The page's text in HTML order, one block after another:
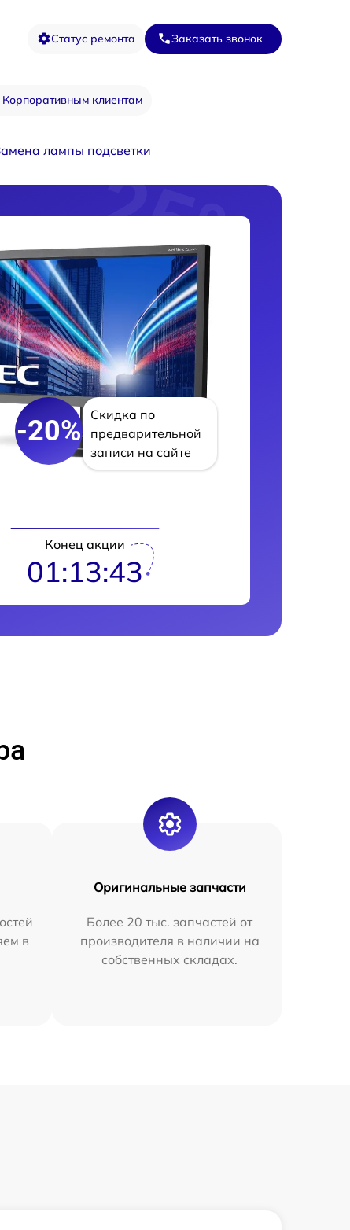
Статус ремонта Заказать звонок
Корпоративным клиентам
лампы подсветки
-20%
Скидка по
предварительной
записи на сайте
Конец акции
01:13:42
в
Оригинальные запчасти
Более 20 тыс. запчастей от
производителя в наличии на
собственных складах.